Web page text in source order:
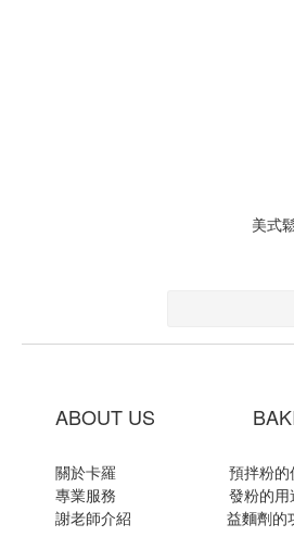
美式
ABOUT US
關於卡羅
預拌粉的
專業服務
發粉的用
謝老師介紹
益麵劑的